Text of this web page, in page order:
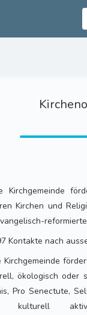
Kirchgemeinde
Kirchen und
Kontakte nach
Kirchgemeinde
ökologisch oder
Pro Senectute,
kulturell